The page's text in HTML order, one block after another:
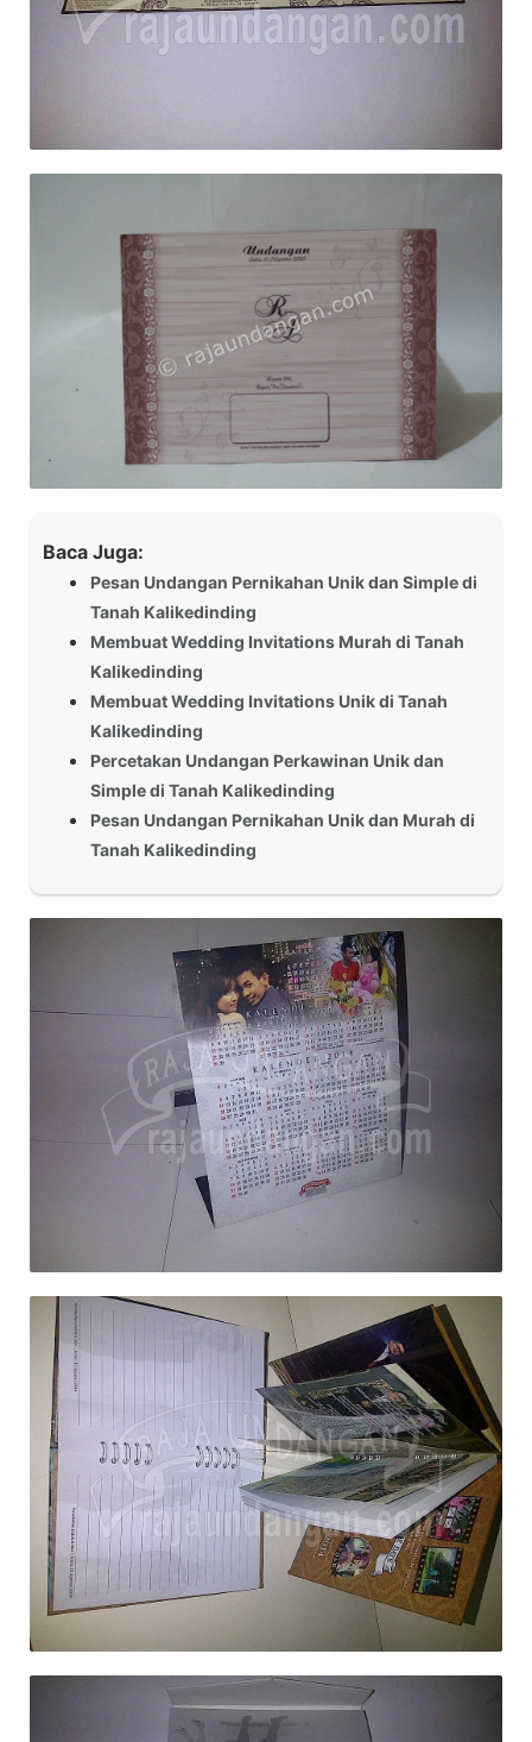
Baca Juga:
Pesan Undangan Pernikahan Unik dan Simple di
Tanah Kalikedinding
Membuat Wedding Invitations Murah di Tanah
Kalikedinding
Membuat Wedding Invitations Unik di Tanah
Kalikedinding
Percetakan Undangan Perkawinan Unik dan
Simple di Tanah Kalikedinding
Pesan Undangan Pernikahan Unik dan Murah di
Tanah Kalikedinding